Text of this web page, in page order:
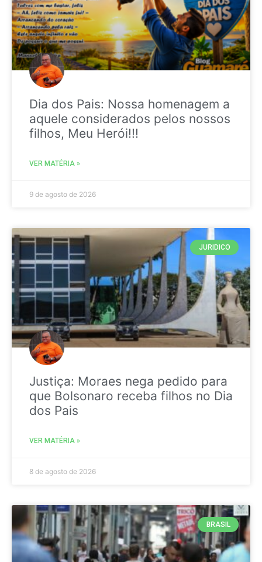
Dia dos Pais: Nossa homenagem a
aquele considerados pelos nossos
filhos, Meu Herói!!!
VER MATÉRIA »
9 de agosto de 2026
JURIDICO
Justiça: Moraes nega pedido para
que Bolsonaro receba filhos no Dia
dos Pais
VER MATÉRIA »
8 de agosto de 2026
BRASIL